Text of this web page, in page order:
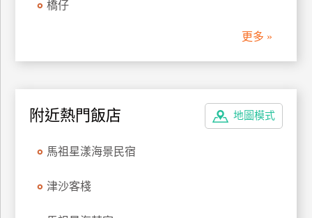
橋仔
更多 »
地圖模式
附近熱門飯店
馬祖星漾海景民宿
津沙客棧